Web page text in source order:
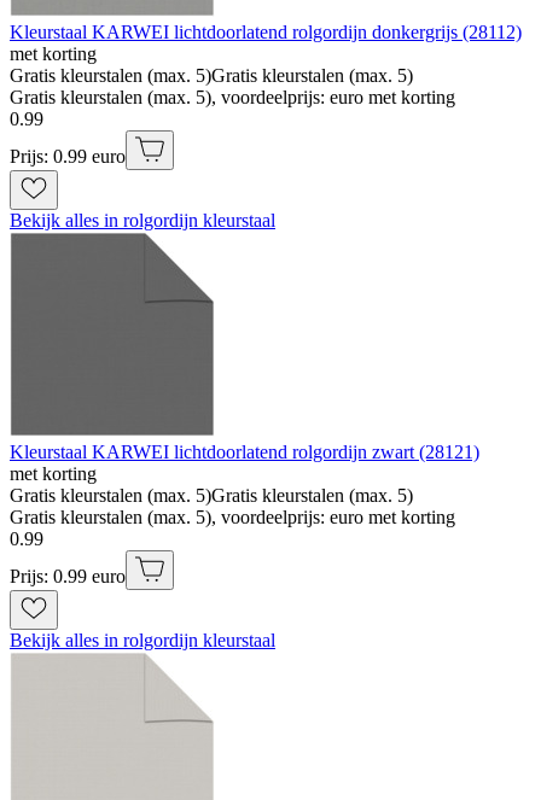
Kleurstaal KARWEI lichtdoorlatend rolgordijn donkergrijs (28112)
met korting
Gratis kleurstalen (max. 5)Gratis kleurstalen (max. 5)
Gratis kleurstalen (max. 5), voordeelprijs: euro met korting
0.99
Prijs: 0.99 euro
Bekijk alles in rolgordijn kleurstaal
Kleurstaal KARWEI lichtdoorlatend rolgordijn zwart (28121)
met korting
Gratis kleurstalen (max. 5)Gratis kleurstalen (max. 5)
Gratis kleurstalen (max. 5), voordeelprijs: euro met korting
0.99
Prijs: 0.99 euro
Bekijk alles in rolgordijn kleurstaal